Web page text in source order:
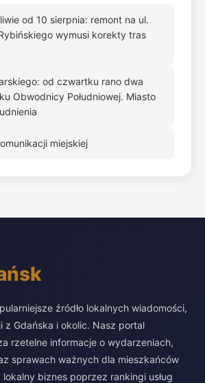
od 10 sierpnia: remont na ul.
wymusi korekty tras
od czwartku rano dwa
Obwodnicy Południowej. Miasto
miejskiej
źródło lokalnych wiadomości,
z Gdańska i okolic. Nasz portal
rzetelne informacje o wydarzeniach,
sprawach ważnych dla mieszkańców
biznes poprzez rankingi usług